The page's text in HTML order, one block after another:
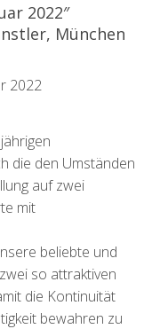
2022″
München
2022
die den Umständen
auf zwei
mit
beliebte und
so attraktiven
die Kontinuität
bewahren zu